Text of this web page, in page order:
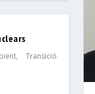
,Transició